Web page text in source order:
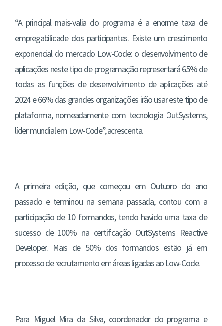
“A principal mais-valia do programa é a enorme taxa de
empregabilidade dos participantes. Existe um crescimento
exponencial do mercado Low-Code: o desenvolvimento de
aplicações neste tipo de programação representará 65% de
todas as funções de desenvolvimento de aplicações até
2024 e 66% das grandes organizações irão usar este tipo de
plataforma, nomeadamente com tecnologia OutSystems,
líder mundial em Low-Code”, acrescenta.
A primeira edição, que começou em Outubro do ano
passado e terminou na semana passada, contou com a
participação de 10 formandos, tendo havido uma taxa de
sucesso de 100% na certificação OutSystems Reactive
Developer. Mais de 50% dos formandos estão já em
processo de recrutamento em áreas ligadas ao Low-Code.
Para Miguel Mira da Silva, coordenador do programa e